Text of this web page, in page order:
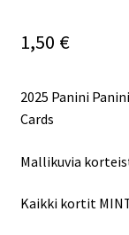
1,50 €
2025 Panini
Cards
Mallikuvia
Kaikki kortit